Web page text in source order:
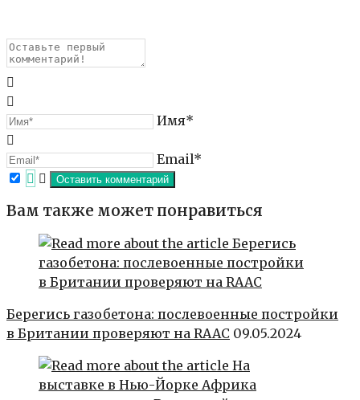
Имя*
Email*
Вам также может понравиться
Берегись газобетона: послевоенные постройки
в Британии проверяют на RAAC 09.05.2024